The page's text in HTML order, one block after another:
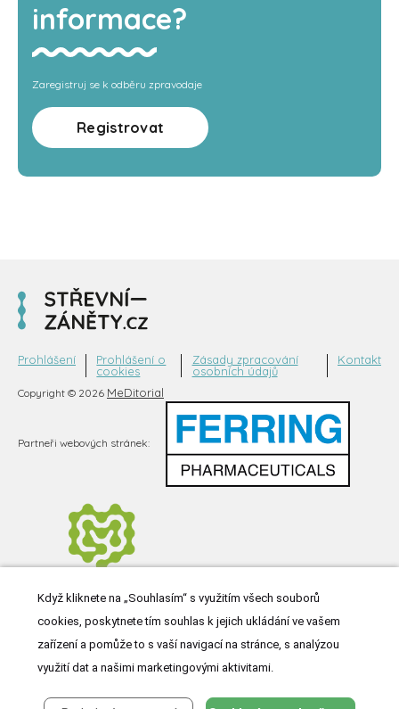
informace?
Zaregistruj se k odběru zpravodaje
Registrovat
Copyright © 2026 MeDitorial
Prohlášení
Prohlášení o
cookies
Zásady zpracování
osobních údajů
Kontakt
Partneři webových stránek:
Když kliknete na „Souhlasím“ s využitím všech souborů
cookies, poskytnete tím souhlas k jejich ukládání ve vašem
zařízení a pomůže to s vaší navigací na stránce, s analýzou
využití dat a našimi marketingovými aktivitami.